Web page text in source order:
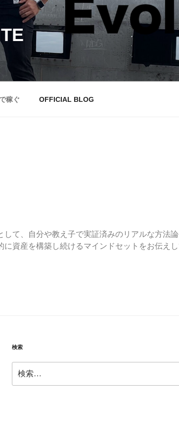
稼ぐ OFFICIAL BLOG
して、自分や教え子で実証済みのリアルな方法
資産を構築し続けるマインドセットをお伝え
検索